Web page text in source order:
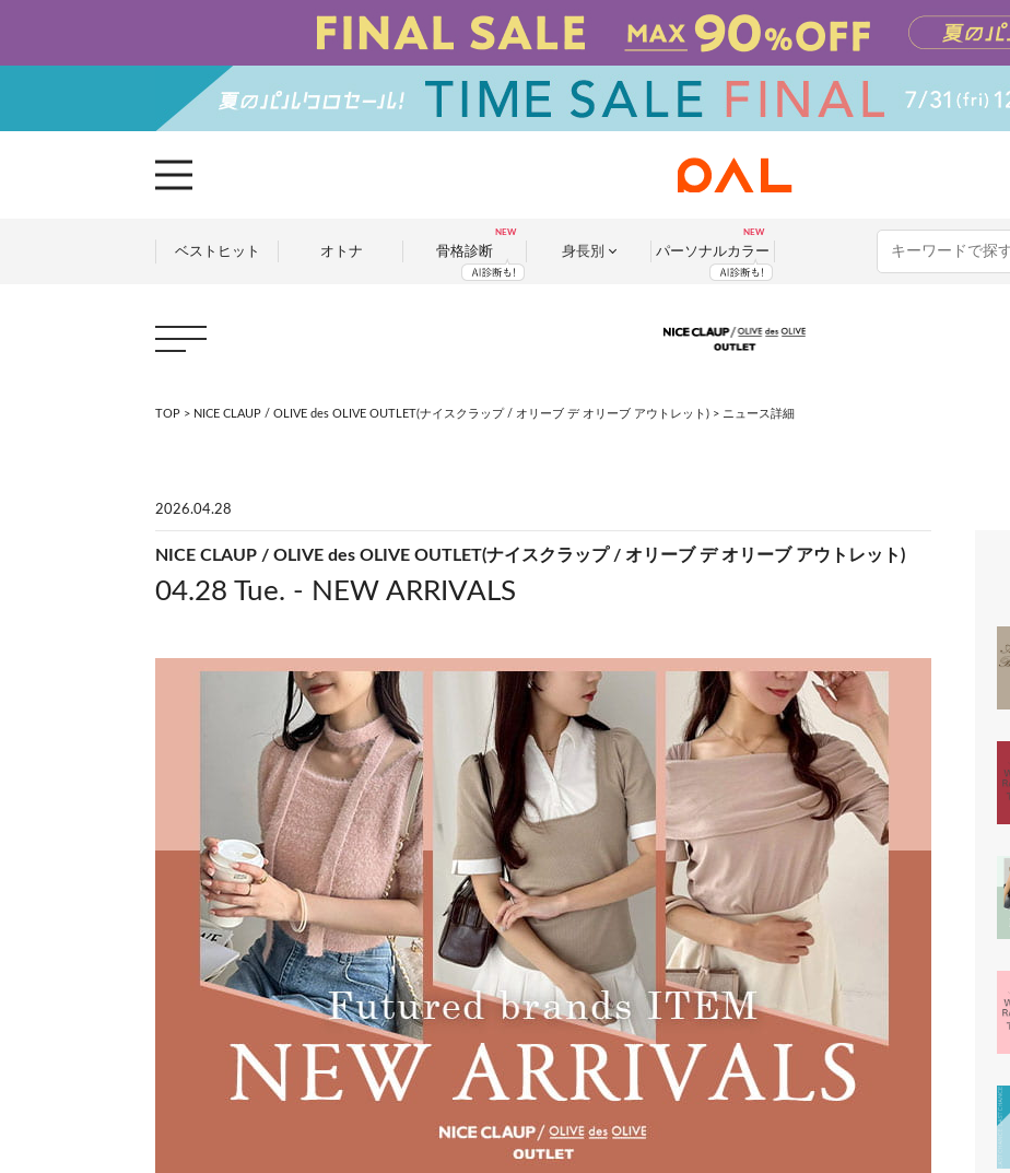
ベストヒット オトナ 骨格診断 身長別 パーソナルカラー
TOP > NICE CLAUP / OLIVE des OLIVE OUTLET(ナイスクラップ / オリーブ デ オリーブ アウトレット) > ニュース詳細
2026.04.28
NICE CLAUP / OLIVE des OLIVE OUTLET(ナイスクラップ / オリーブ デ オリーブ アウトレット)
04.28 Tue. - NEW ARRIVALS